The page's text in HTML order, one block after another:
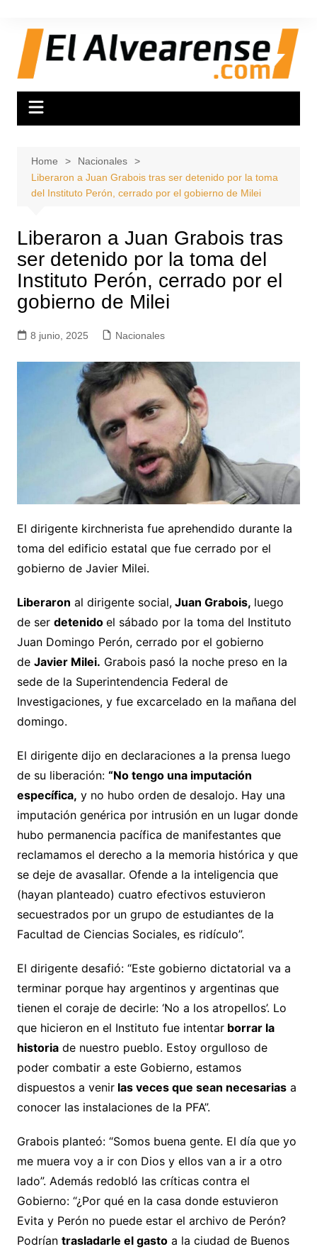
content
Home
Nacionales
Liberaron a Juan Grabois tras ser detenido por la toma
del Instituto Perón, cerrado por el gobierno de Milei
Liberaron a Juan Grabois tras
ser detenido por la toma del
Instituto Perón, cerrado por el
gobierno de Milei
8 junio, 2025 Nacionales
El dirigente kirchnerista fue aprehendido durante la
toma del edificio estatal que fue cerrado por el
gobierno de Javier Milei.
Liberaron al dirigente social, Juan Grabois, luego
de ser detenido el sábado por la toma del Instituto
Juan Domingo Perón, cerrado por el gobierno
de Javier Milei. Grabois pasó la noche preso en la
sede de la Superintendencia Federal de
Investigaciones, y fue excarcelado en la mañana del
domingo.
El dirigente dijo en declaraciones a la prensa luego
de su liberación: “No tengo una imputación
específica, y no hubo orden de desalojo. Hay una
imputación genérica por intrusión en un lugar donde
hubo permanencia pacífica de manifestantes que
reclamamos el derecho a la memoria histórica y que
se deje de avasallar. Ofende a la inteligencia que
(hayan planteado) cuatro efectivos estuvieron
secuestrados por un grupo de estudiantes de la
Facultad de Ciencias Sociales, es ridículo”.
El dirigente desafió: “Este gobierno dictatorial va a
terminar porque hay argentinos y argentinas que
tienen el coraje de decirle: ‘No a los atropellos’. Lo
que hicieron en el Instituto fue intentarborrar la
historiade nuestro pueblo. Estoy orgulloso de
poder combatir a este Gobierno, estamos
dispuestos a venirlas veces que sean necesariasa
conocer las instalaciones de la PFA”.
Grabois planteó: “Somos buena gente. El día que yo
me muera voy a ir con Dios y ellos van a ir a otro
lado”. Además redobló las críticas contra el
Gobierno: “¿Por qué en la casa donde estuvieron
Evita y Perón no puede estar el archivo de Perón?
Podrían trasladarle el gastoa la ciudad de Buenos